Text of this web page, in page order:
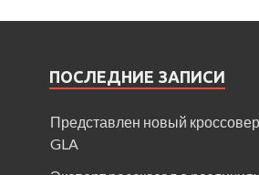
ПОСЛЕДНИЕ ЗАПИСИ
Представлен новый
GLA